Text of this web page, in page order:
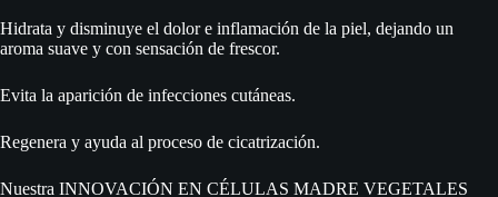
Hidrata y disminuye el dolor e inflamación de la piel, dejando un
aroma suave y con sensación de frescor.
Evita la aparición de infecciones cutáneas.
Regenera y ayuda al proceso de cicatrización.
Nuestra INNOVACIÓN EN CÉLULAS MADRE VEGETALES